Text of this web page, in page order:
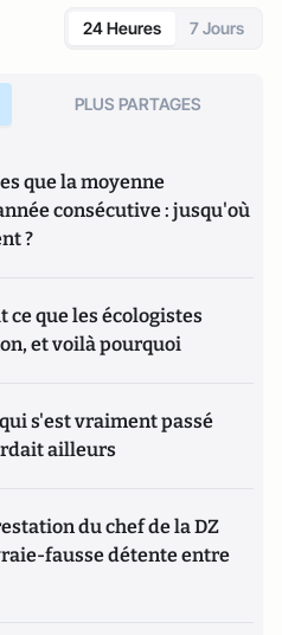
24 Heures 7 Jours
PLUS PARTAGES
que la moyenne
consécutive : jusqu'où
?
ce que les écologistes
et voilà pourquoi
s'est vraiment passé
ailleurs
du chef de la DZ
fausse détente entre